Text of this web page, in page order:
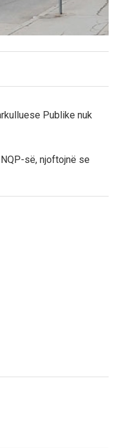
Publike nuk
së, njoftojnë se